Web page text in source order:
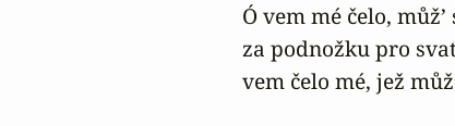
Ó vem mé čelo,
za podnožku pro
vem čelo mé, jež